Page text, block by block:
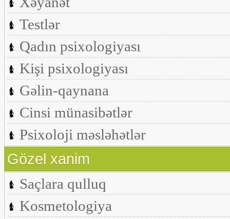
Testlər
Qadın psixologiyası
Kişi psixologiyası
Gəlin-qaynana
Cinsi münasibətlər
Psixoloji məsləhətlər
Gözel xanim
Saçlara qulluq
Kosmetologiya